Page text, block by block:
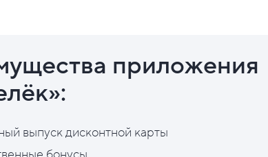
приложения
выпуск дисконтной карты